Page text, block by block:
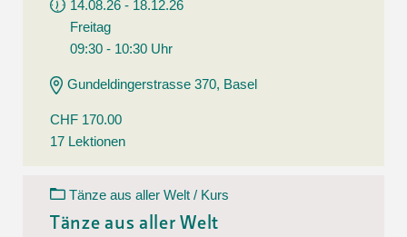
14.08.26 - 18.12.26
Freitag
09:30 - 10:30 Uhr
Gundeldingerstrasse 370, Basel
CHF 170.00
17 Lektionen
Tänze aus aller Welt / Kurs
Tänze aus aller Welt